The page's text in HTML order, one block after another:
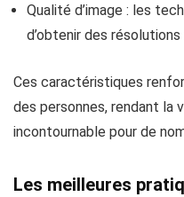
Qualité d’image : les
d’obtenir des
Ces caractéristiques
des personnes, rendant la
incontournable pour de
Les meilleures